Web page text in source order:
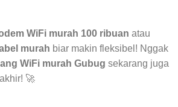
WiFi murah 100 ribuan atau
murah biar makin fleksibel! Nggak
WiFi murah Gubug sekarang juga
🚀